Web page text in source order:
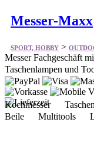
Messer-Maxx
SPORT, HOBBY >
Messer Fachgeschäft
Taschenlampen und
Kochmesser
Beile Multitools